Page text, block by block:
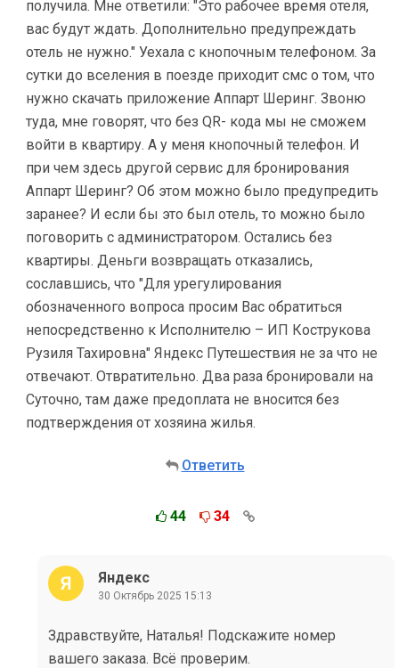
получила. Мне ответили: "Это рабочее время отеля,
вас будут ждать. Дополнительно предупреждать
отель не нужно." Уехала с кнопочным телефоном. За
сутки до вселения в поезде приходит смс о том, что
нужно скачать приложение Аппарт Шеринг. Звоню
туда, мне говорят, что без QR- кода мы не сможем
войти в квартиру. А у меня кнопочный телефон. И
при чем здесь другой сервис для бронирования
Аппарт Шеринг? Об этом можно было предупредить
заранее? И если бы это был отель, то можно было
поговорить с администратором. Остались без
квартиры. Деньги возвращать отказались,
сославшись, что "Для урегулирования
обозначенного вопроса просим Вас обратиться
непосредственно к Исполнителю – ИП Кострукова
Рузиля Тахировна" Яндекс Путешествия не за что не
отвечают. Отвратительно. Два раза бронировали на
Суточно, там даже предоплата не вносится без
подтверждения от хозяина жилья.
Ответить
44 34
Яндекс
30 Октябрь 2025 15:13
Здравствуйте, Наталья! Подскажите номер
вашего заказа. Всё проверим.